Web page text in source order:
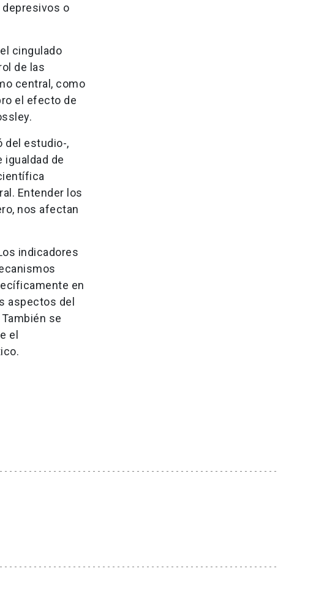
o
cingulado
de las
central, como
el efecto de
del estudio-,
de
Entender los
nos afectan
indicadores
en
aspectos del
se
el